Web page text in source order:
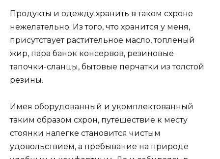
Продукты и одежду хранить в таком схроне
нежелательно. Из того, что хранится у меня,
присутствует растительное масло, топленый
жир, пара банок консервов, резиновые
тапочки-сланцы, бытовые перчатки из толстой
резины.
Имея оборудованный и укомплектованный
таким образом схрон, путешествие к месту
стоянки налегке становится чистым
удовольствием, а пребывание на природе